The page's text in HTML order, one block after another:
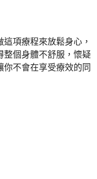
項療程來放鬆身心，
整個身體不舒服，懷疑
不會在享受療效的同